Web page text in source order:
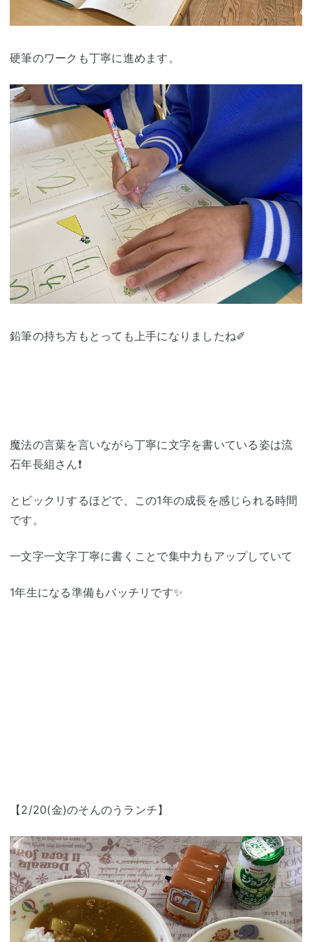
硬筆のワークも丁寧に進めます。
鉛筆の持ち方もとっても上手になりましたね✐
魔法の言葉を言いながら丁寧に文字を書いている姿は流
石年長組さん❗
とビックリするほどで、この1年の成長を感じられる時間
です。
一文字一文字丁寧に書くことで集中力もアップしていて
1年生になる準備もバッチリです✨
【2/20(金)のそんのうランチ】